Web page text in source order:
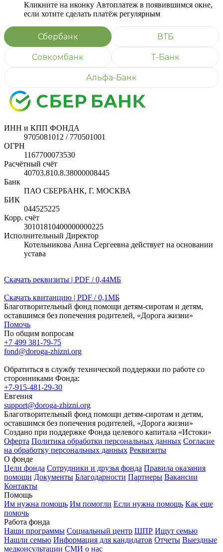
Кликните на иконку Автоплатеж в появившимся окне,
если хотите сделать платёж регулярным
Сбербанк ВТБ
Совкомбанк Т-Банк
Альфа-Банк
ИНН и КПП ФОНДА
9705081012 / 770501001
ОГРН
1167700073530
Расчётный счёт
40703.810.8.38000008445
Банк
ПАО СБЕРБАНК, Г. МОСКВА
БИК
044525225
Корр. счёт
30101810400000000225
Исполнительный Директор
Котельникова Анна Сергеевна действует на основании
устава
Скачать реквизиты | PDF / 0,44МБ
Скачать квитанцию | PDF / 0,1МБ
Благотворительный фонд помощи детям-сиротам и детям,
оставшимся без попечения родителей, «Дорога жизни»
Помочь
По общим вопросам
+7 499 381-79-75
fond@doroga-zhizni.org
Обратиться в службу технической поддержки по работе со
сторонниками Фонда:
+7-915-481-29-30
Евгения
support@doroga-zhizni.org
Благотворительный фонд помощи детям-сиротам и детям,
оставшимся без попечения родителей, «Дорога жизни»
Создано при поддержке Фонда целевого капитала «Истоки»
Оферта Политика обработки персональных данных Согласие
на обработку персональных данных Реквизиты
О фонде
Цели фонда Сотрудники и друзья фонда Правила оказания
помощи Документы Благодарности Партнеры Вакансии
Контакты
Помощь
Им нужна помощь Им помогли Если нужна помощь Как еще
помочь
Работа фонда
Наши программы Социальный центр ШПР Ищут семью
Нашли семью Информация для кандидатов Отчеты Выездные
медконсультации СМИ о нас